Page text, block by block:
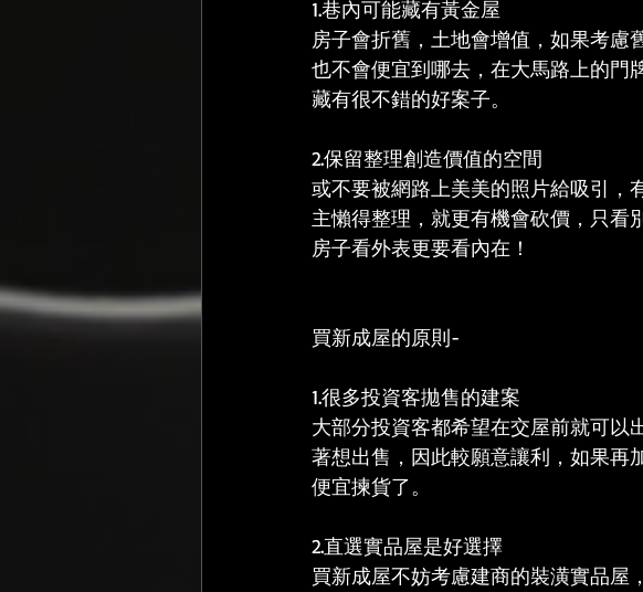
1.巷內可能藏有黃金屋
房子會折舊，土地會增值，如果考慮
也不會便宜到哪去，在大馬路上的門
藏有很不錯的好案子。
2.保留整理創造價值的空間
或不要被網路上美美的照片給吸引，
主懶得整理，就更有機會砍價，只看
房子看外表更要看內在！
買新成屋的原則-
1.很多投資客拋售的建案
大部分投資客都希望在交屋前就可以
著想出售，因此較願意讓利，如果再
便宜揀貨了。
2.直選實品屋是好選擇
買新成屋不妨考慮建商的裝潢實品屋